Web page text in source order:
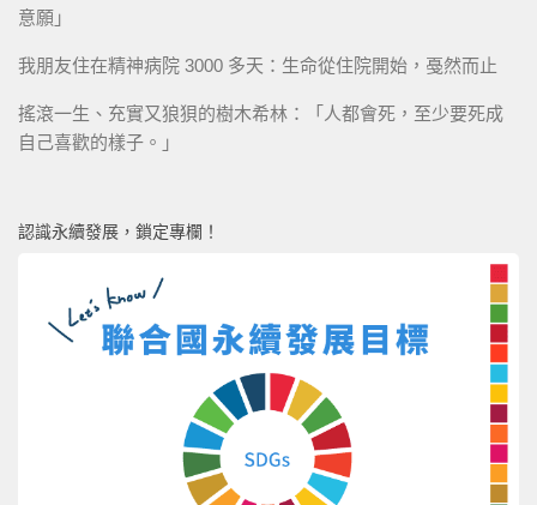
意願」
我朋友住在精神病院 3000 多天：生命從住院開始，戞然而止
搖滾一生、充實又狼狽的樹木希林：「人都會死，至少要死成
自己喜歡的樣子。」
認識永續發展，鎖定專欄！